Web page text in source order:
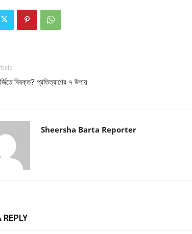
বিরক্ত? প্রতিত্রাণের ৭ উপায়
Sheersha Barta Reporter
REPLY